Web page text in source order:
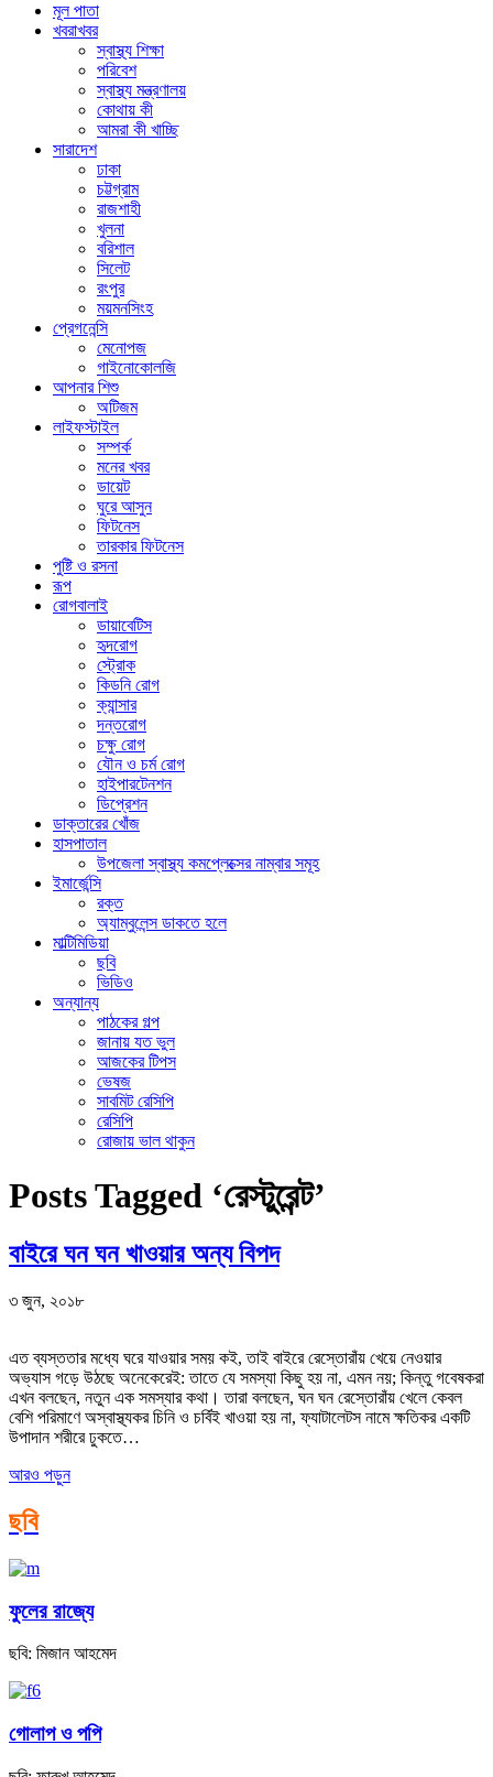
মূল পাতা
খবরাখবর
স্বাস্থ্য শিক্ষা
পরিবেশ
স্বাস্থ্য মন্ত্রণালয়
কোথায় কী
আমরা কী খাচ্ছি
সারাদেশ
ঢাকা
চট্টগ্রাম
রাজশাহী
খুলনা
বরিশাল
সিলেট
রংপুর
ময়মনসিংহ
প্রেগনেন্সি
মেনোপজ
গাইনোকোলজি
আপনার শিশু
অটিজম
লাইফস্টাইল
সম্পর্ক
মনের খবর
ডায়েট
ঘুরে আসুন
ফিটনেস
তারকার ফিটনেস
পুষ্টি ও রসনা
রূপ
রোগবালাই
ডায়াবেটিস
হৃদরোগ
স্ট্রোক
কিডনি রোগ
ক্যান্সার
দন্তরোগ
চক্ষু রোগ
যৌন ও চর্ম রোগ
হাইপারটেনশন
ডিপ্রেশন
ডাক্তারের খোঁজ
হাসপাতাল
উপজেলা স্বাস্থ্য কমপ্লেক্সের নাম্বার সমূহ
ইমার্জেন্সি
রক্ত
অ্যাম্বুলেন্স ডাকতে হলে
মাল্টিমিডিয়া
ছবি
ভিডিও
অন্যান্য
পাঠকের গল্প
জানায় যত ভুল
আজকের টিপস
ভেষজ
সাবমিট রেসিপি
রেসিপি
রোজায় ভাল থাকুন
Posts Tagged ‘রেস্টুরেন্ট’
বাইরে ঘন ঘন খাওয়ার অন্য বিপদ
৩ জুন, ২০১৮
এত ব্যস্ততার মধ্যে ঘরে যাওয়ার সময় কই, তাই বাইরে রেস্তোরাঁয় খেয়ে নেওয়ার
অভ্যাস গড়ে উঠছে অনেকেরেই: তাতে যে সমস্যা কিছু হয় না, এমন নয়; কিন্তু গবেষকরা
এখন বলছেন, নতুন এক সমস্যার কথা। তারা বলছেন, ঘন ঘন রেস্তোরাঁয় খেলে কেবল
বেশি পরিমাণে অস্বাস্থ্যকর চিনি ও চর্বিই খাওয়া হয় না, ফ্যাটালেটস নামে ক্ষতিকর একটি
উপাদান শরীরে ঢুকতে…
আরও পড়ুন
ছবি
ফুলের রাজ্যে
ছবি: মিজান আহমেদ
গোলাপ ও পপি